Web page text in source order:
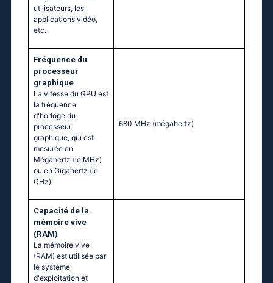
utilisateurs, les
applications vidéo,
etc.
Fréquence du
processeur
graphique
La vitesse du GPU est
la fréquence
d'horloge du
processeur
graphique, qui est
mesurée en
Mégahertz (le MHz)
ou en Gigahertz (le
GHz).
680 MHz (mégahertz)
Capacité de la
mémoire vive
(RAM)
La mémoire vive
(RAM) est utilisée par
le système
d'exploitation et